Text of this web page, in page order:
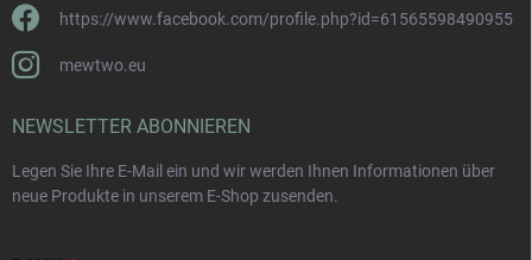
https://www.facebook.com/profile.php?id=61565598490955
mewtwo.eu
NEWSLETTER ABONNIEREN
Legen Sie Ihre E-Mail ein und wir werden Ihnen Informationen über
neue Produkte in unserem E-Shop zusenden.